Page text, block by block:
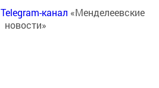
Telegram-канал «Менделеевские
новости»